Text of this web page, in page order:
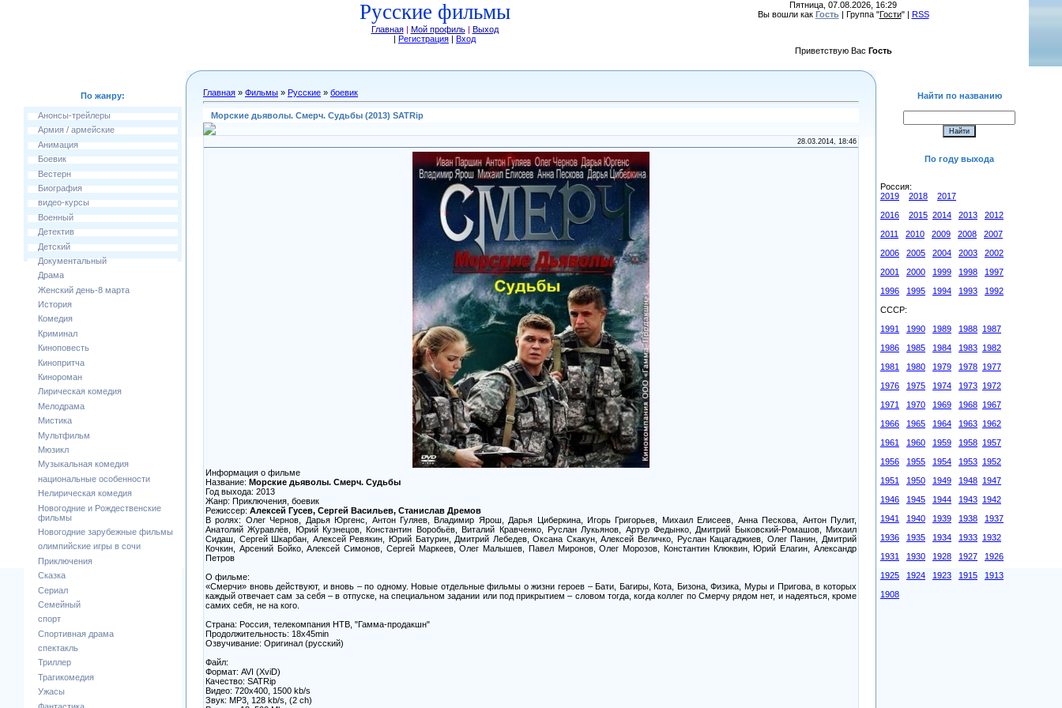
Русские фильмы
Главная| Мой профиль| Выход
| Регистрация | Вход
Пятница, 07.08.2026, 16:29
Вы вошли как Гость| Группа "Гости" | RSS
Приветствую Вас Гость
По жанру:
Анонсы-трейлеры
Армия / армейские
Анимация
Боевик
Вестерн
Биография
видео-курсы
Военный
Детектив
Детский
Документальный
Драма
Женский день-8 марта
История
Комедия
Криминал
Киноповесть
Кинопритча
Кинороман
Лирическая комедия
Мелодрама
Мистика
Мультфильм
Мюзикл
Музыкальная комедия
национальные особенности
Нелирическая комедия
Новогодние и Рождественские
фильмы
Новогодние зарубежные фильмы
олимпийские игры в сочи
Приключения
Сказка
Сериал
Семейный
спорт
Спортивная драма
спектакль
Триллер
Трагикомедия
Ужасы
Главная » Фильмы » Русские » боевик
Морские дьяволы. Смерч. Судьбы (2013) SATRip
28.03.2014, 18:46
Информация о фильме
Название: Морские дьяволы. Смерч. Судьбы
Год выхода: 2013
Жанр: Приключения, боевик
Режиссер: Алексей Гусев, Сергей Васильев, Станислав Дремов
В ролях: Олег Чернов, Дарья Юргенс, Антон Гуляев, Владимир Ярош, Дарья Циберкина, Игорь Григорьев, Михаил Елисеев, Анна Пескова, Антон Пулит,
Анатолий Журавлёв, Юрий Кузнецов, Константин Воробьёв, Виталий Кравченко, Руслан Лукьянов, Артур Федынко, Дмитрий Быковский-Ромашов, Михаил
Сидаш, Сергей Шкарбан, Алексей Ревякин, Юрий Батурин, Дмитрий Лебедев, Оксана Скакун, Алексей Величко, Руслан Кацагаджиев, Олег Панин, Дмитрий
Кочкин, Арсений Бойко, Алексей Симонов, Сергей Маркеев, Олег Малышев, Павел Миронов, Олег Морозов, Константин Клюквин, Юрий Елагин, Александр
Петров
О фильме:
«Смерчи» вновь действуют, и вновь – по одному. Новые отдельные фильмы о жизни героев – Бати, Багиры, Кота, Бизона, Физика, Муры и Пригова, в которых
каждый отвечает сам за себя – в отпуске, на специальном задании или под прикрытием – словом тогда, когда коллег по Смерчу рядом нет, и надеяться, кроме
самих себя, не на кого.
Страна: Россия, телекомпания НТВ, "Гамма-продакшн"
Продолжительность: 18x45min
Озвучивание: Оригинал (русский)
Файл:
Формат: AVI (XviD)
Качество: SATRip
Видео: 720х400, 1500 kb/s
Звук: MP3, 128 kb/s, (2 ch)
Найти по названию
По году выхода
Россия:
2019
2018
2017
2016
2015 2014 2013
2012
2011
2010 2009 2008
2007
2006
2005 2004 2003
2002
2001
2000 1999 1998
1997
1996
1995 1994 1993
1992
СССР:
1991
1990 1989 1988 1987
1986
1985 1984 1983 1982
1981
1980 1979 1978 1977
1976
1975 1974 1973 1972
1971
1970 1969 1968 1967
1966
1965 1964 1963 1962
1961
1960 1959 1958 1957
1956
1955 1954 1953 1952
1951
1950 1949 1948 1947
1946
1945 1944 1943 1942
1941
1940 1939 1938
1937
1936
1935 1934 1933 1932
1931
1930 1928 1927
1926
1925
1924 1923 1915
1913
1908